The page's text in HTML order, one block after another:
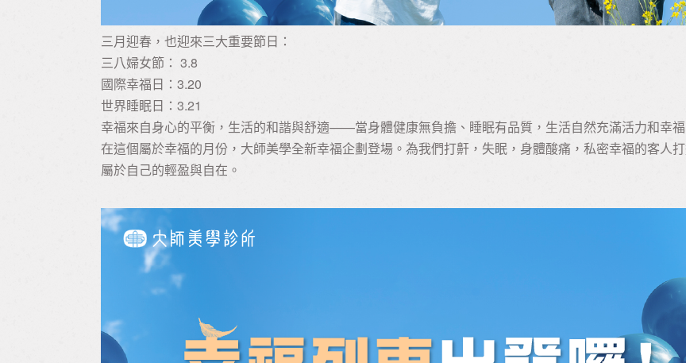
三月迎春，也迎來三大重要節日：
三八婦女節： 3.8
國際幸福日：3.20
世界睡眠日：3.21
幸福來自身心的平衡，生活的和諧與舒適——當身體健康無負擔、睡眠有品質，生活自然充滿活力和幸福
在這個屬於幸福的月份，大師美學全新幸福企劃登場。為我們打鼾，失眠，身體酸痛，私密幸福的客人
屬於自己的輕盈與自在。